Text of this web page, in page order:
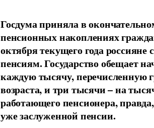
Госдума приняла в
пенсионных накоплениях
октября текущего года
пенсиям. Государство обещает
каждую тысячу, перечисленную
возраста, и три тысячи – на
работающего пенсионера,
уже заслуженной пенсии.